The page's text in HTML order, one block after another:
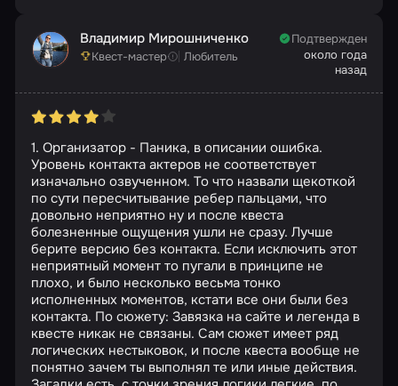
Владимир Мирошниченко
Квест-мастер Любитель
Подтвержден
около года
назад
1. Организатор - Паника, в описании ошибка.
Уровень контакта актеров не соответствует
изначально озвученном. То что назвали щекоткой
по сути пересчитывание ребер пальцами, что
довольно неприятно ну и после квеста
болезненные ощущения ушли не сразу. Лучше
берите версию без контакта. Если исключить этот
неприятный момент то пугали в принципе не
плохо, и было несколько весьма тонко
исполненных моментов, кстати все они были без
контакта. По сюжету: Завязка на сайте и легенда в
квесте никак не связаны. Сам сюжет имеет ряд
логических нестыковок, и после квеста вообще не
понятно зачем ты выполнял те или иные действия.